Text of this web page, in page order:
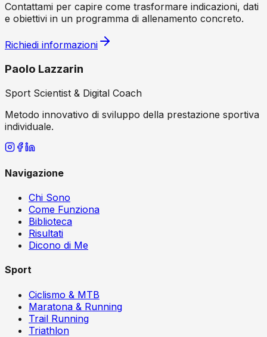
Contattami per capire come trasformare indicazioni, dati
e obiettivi in un programma di allenamento concreto.
Richiedi informazioni
Paolo Lazzarin
Sport Scientist & Digital Coach
Metodo innovativo di sviluppo della prestazione sportiva
individuale.
Navigazione
Chi Sono
Come Funziona
Biblioteca
Risultati
Dicono di Me
Sport
Ciclismo & MTB
Maratona & Running
Trail Running
Triathlon